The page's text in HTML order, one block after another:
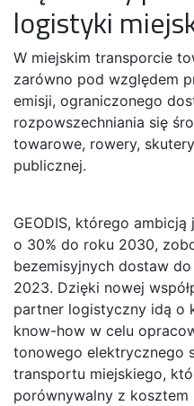
logistyki
W miejskim transporcie
zarówno pod względem
emisji, ograniczonego
rozpowszechniania się
towarowe, rowery,
publicznej.
GEODIS, którego
o 30% do roku 2030,
bezemisyjnych dostaw
2023. Dzięki nowej
partner logistyczny idą o
know-how w celu
tonowego elektrycznego
transportu miejskiego,
porównywalny z kosztem